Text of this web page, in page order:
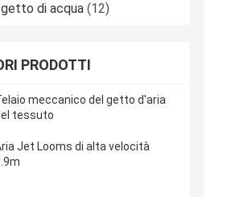
di acqua (12)
PRODOTTI
meccanico del getto d'aria
tessuto
Jet Looms di alta velocità